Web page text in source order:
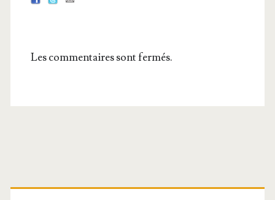
Les commentaires sont fermés.
Barre